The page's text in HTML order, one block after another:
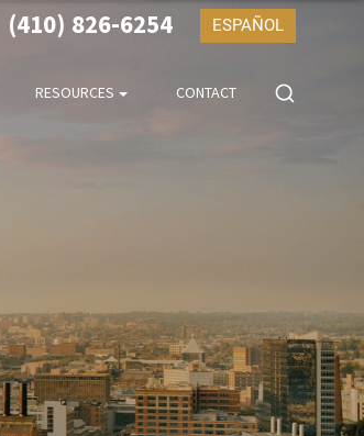
ESPAÑOL
(410) 826-6254
RESOURCES CONTACT